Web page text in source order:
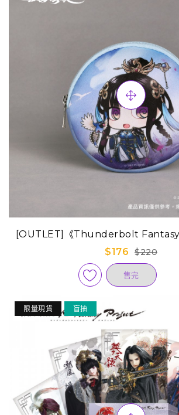
[OUTLET]《Thunderbolt Fantasy
迷你隨身包-睦天命(已售
$176 $220
售完
限量現貨 盲抽